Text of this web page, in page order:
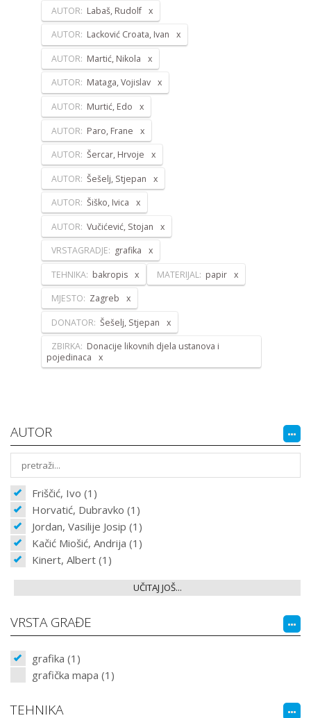
AUTOR: Labaš, Rudolf
AUTOR: Lacković Croata, Ivan
AUTOR: Martić, Nikola
AUTOR: Mataga, Vojislav
AUTOR: Murtić, Edo
AUTOR: Paro, Frane
AUTOR: Šercar, Hrvoje
AUTOR: Šešelj, Stjepan
AUTOR: Šiško, Ivica
AUTOR: Vučićević, Stojan
VRSTAGRADJE: grafika
TEHNIKA: bakropis MATERIJAL: papir
MJESTO: Zagreb
DONATOR: Šešelj, Stjepan
ZBIRKA: Donacije likovnih djela ustanova i
pojedinaca
AUTOR
Friščić, Ivo (1)
Horvatić, Dubravko (1)
Jordan, Vasilije Josip (1)
Kačić Miošić, Andrija (1)
Kinert, Albert (1)
UČITAJ JOŠ...
VRSTA GRAĐE
grafika (1)
grafička mapa (1)
TEHNIKA